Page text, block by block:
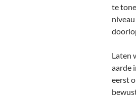
te
Laten
aarde
eerst